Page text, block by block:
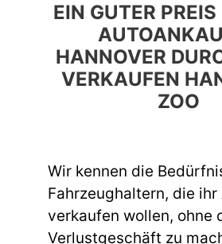
EIN GUTER PREIS
HANNOVER
VERKAUFEN
ZOO
Wir kennen die
Fahrzeughaltern, die ihr
verkaufen wollen, ohne
Verlustgeschäft zu